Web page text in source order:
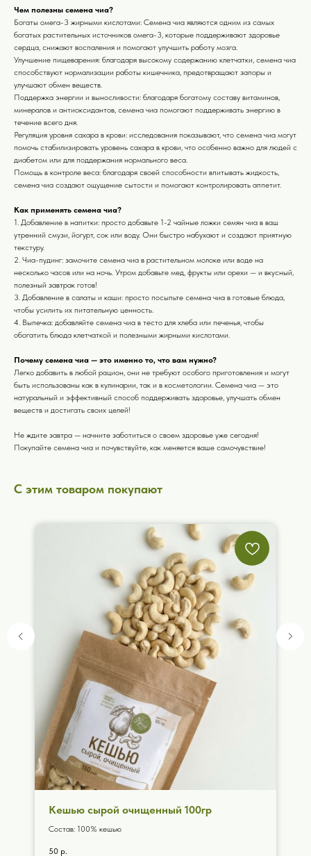
Чем полезны семена чиа?
Богаты омега-3 жирными кислотами: Семена чиа являются одним из самых
богатых растительных источников омега-3, которые поддерживают здоровье
сердца, снижают воспаления и помогают улучшить работу мозга.
Улучшение пищеварения: благодаря высокому содержанию клетчатки, семена чиа
способствуют нормализации работы кишечника, предотвращают запоры и
улучшают обмен веществ.
Поддержка энергии и выносливости: благодаря богатому составу витаминов,
минералов и антиоксидантов, семена чиа помогают поддерживать энергию в
течение всего дня.
Регуляция уровня сахара в крови: исследования показывают, что семена чиа могут
помочь стабилизировать уровень сахара в крови, что особенно важно для людей с
диабетом или для поддержания нормального веса.
Помощь в контроле веса: благодаря своей способности впитывать жидкость,
семена чиа создают ощущение сытости и помогают контролировать аппетит.
Как применять семена чиа?
1. Добавление в напитки: просто добавьте 1-2 чайные ложки семян чиа в ваш
утренний смузи, йогурт, сок или воду. Они быстро набухают и создают приятную
текстуру.
2. Чиа-пудинг: замочите семена чиа в растительном молоке или воде на
несколько часов или на ночь. Утром добавьте мед, фрукты или орехи — и вкусный,
полезный завтрак готов!
3. Добавление в салаты и каши: просто посыпьте семена чиа в готовые блюда,
чтобы усилить их питательную ценность.
4. Выпечка: добавляйте семена чиа в тесто для хлеба или печенья, чтобы
обогатить блюда клетчаткой и полезными жирными кислотами.
Почему семена чиа — это именно то, что вам нужно?
Легко добавить в любой рацион, они не требуют особого приготовления и могут
быть использованы как в кулинарии, так и в косметологии. Семена чиа — это
натуральный и эффективный способ поддерживать здоровье, улучшать обмен
веществ и достигать своих целей!
Не ждите завтра — начните заботиться о своем здоровье уже сегодня!
Покупайте семена чиа и почувствуйте, как меняется ваше самочувствие!
С этим товаром покупают
Кешью сырой очищенный 100гр
Состав: 100% кешью
50 р.